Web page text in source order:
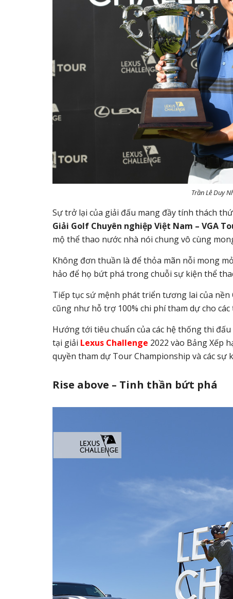
Trần Lê Duy
Sự trở lại của giải đấu mang đầy tính thách
Giải Golf Chuyên nghiệp Việt Nam – VGA
mộ thể thao nước nhà nói chung vô cùng
Không đơn thuần là để thỏa mãn nỗi mong
hảo để họ bứt phá trong chuỗi sự kiện thể
Tiếp tục sứ mệnh phát triển tương lai của
cũng như hỗ trợ 100% chi phí tham dự cho
Hướng tới tiêu chuẩn của các hệ thống thi
tại giải Lexus Challenge 2022 vào Bảng Xếp
quyền tham dự Tour Championship và các sự
Rise above – Tinh thần bứt phá